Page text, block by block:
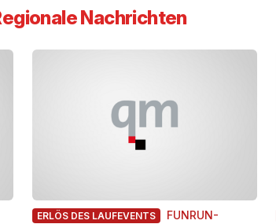
Nachrichten
ERLÖS DES LAUFEVENTS
FUNRUN-